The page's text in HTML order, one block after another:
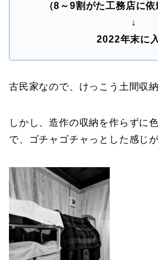
（8～9割がた工務店に依
↓
2022年末に
古民家なので、けっこう土間収
しかし、造作の収納を作らずに
で、ゴチャゴチャっとした感じ